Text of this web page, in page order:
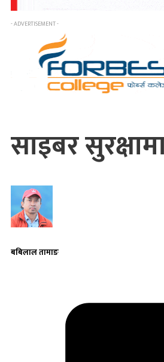
- ADVERTISEMENT -
साइबर
बबिलाल तामाङ